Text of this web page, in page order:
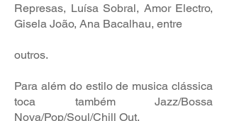
Represas, Luísa Sobral, Amor Electro,
Gisela João, Ana Bacalhau, entre
outros.
Para além do estilo de musica clássica
toca também Jazz/Bossa
Nova/Pop/Soul/Chill Out.